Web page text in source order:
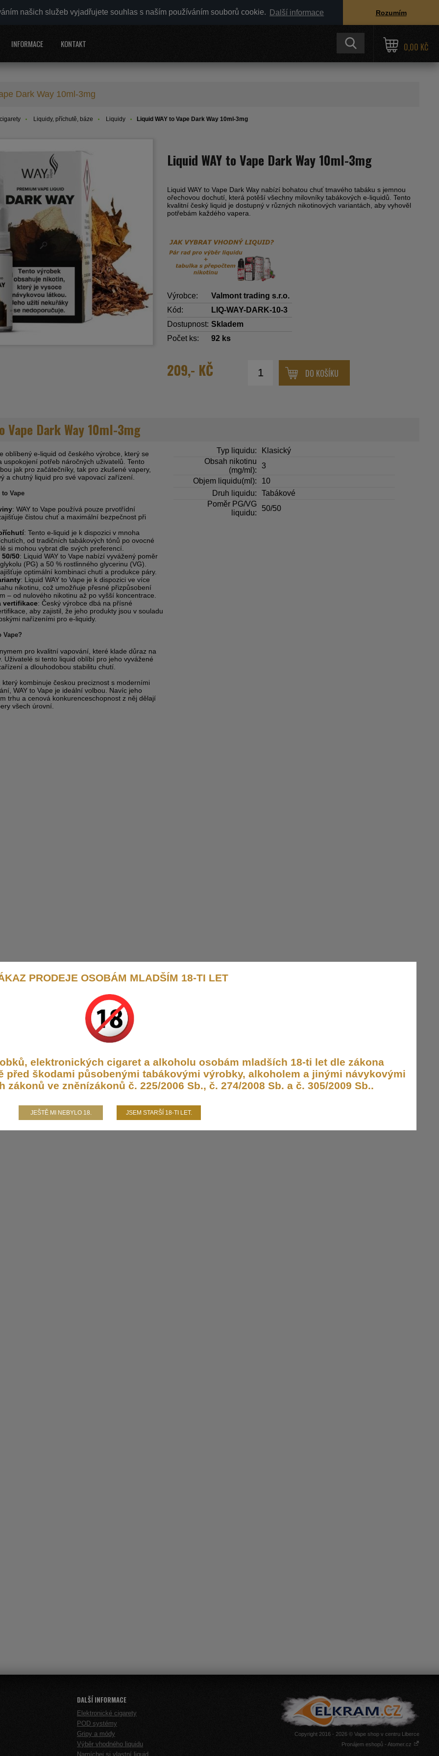
našich služeb vyjadřujete souhlas s naším používáním souborů cookie. Další informace Rozumím
INFORMACE KONTAKT 0,00 KČ
Dark Way 10ml-3mg
Liquidy, příchutě, báze Liquidy Liquid WAY to Vape Dark Way 10ml-3mg
Liquid WAY to Vape Dark Way 10ml-3mg
Liquid WAY to Vape Dark Way nabízí bohatou chuť tmavého tabáku s jemnou
ořechovou dochutí, která potěší všechny milovníky tabákových e-liquidů. Tento
kvalitní český liquid je dostupný v různých nikotinových variantách, aby vyhověl
potřebám každého vapera.
Výrobce:
Valmont trading s.r.o.
Kód:
LIQ-WAY-DARK-10-3
Dostupnost: Skladem
Počet ks:
92 ks
209,- KČ DO KOŠÍKU
Vape Dark Way 10ml-3mg
oblíbený e-liquid od českého výrobce, který se
uspokojení potřeb náročných uživatelů. Tento
jak pro začátečníky, tak pro zkušené vapery,
a chutný liquid pro své vapovací zařízení.
Vape
: WAY to Vape používá pouze prvotřídní
čistou chuť a maximální bezpečnost při
: Tento e-liquid je k dispozici v mnoha
od tradičních tabákových tónů po ovocné
si mohou vybrat dle svých preferencí.
50/50: Liquid WAY to Vape nabízí vyvážený poměr
(PG) a 50 % rostlinného glycerinu (VG).
optimální kombinaci chutí a produkce páry.
: Liquid WAY to Vape je k dispozici ve více
nikotinu, což umožňuje přesné přizpůsobení
– od nulového nikotinu až po vyšší koncentrace.
vertifikace: Český výrobce dbá na přísné
aby zajistil, že jeho produkty jsou v souladu
nařízeními pro e-liquidy.
Vape?
pro kvalitní vapování, které klade důraz na
Uživatelé si tento liquid oblíbí pro jeho vyvážené
a dlouhodobou stabilitu chutí.
který kombinuje českou preciznost s moderními
WAY to Vape je ideální volbou. Navíc jeho
trhu a cenová konkurenceschopnost z něj dělají
všech úrovní.
Typ liquidu:
Klasický
Obsah nikotinu
(mg/ml):
3
Objem liquidu(ml):
10
Druh liquidu:
Tabákové
Poměr PG/VG
liquidu:
50/50
DALŠÍ INFORMACE
Elektronické cigarety
POD systémy
Gripy a módy
Výběr vhodného liquidu
Namíchej si vlastní liquid
Copyright 2016 - 2026 © Vape shop v centru Liberce
Pronájem eshopů - Atomer.cz
PRODEJE OSOBÁM MLADŠÍM 18-TI LET
elektronických cigaret a alkoholu osobám mladších 18-ti let dle zákona
před škodami působenými tabákovými výrobky, alkoholem a jinými návykovými
ve zněnízákonů č. 225/2006 Sb., č. 274/2008 Sb. a č. 305/2009 Sb..
JEŠTĚ MI NEBYLO 18. JSEM STARŠÍ 18-TI LET.